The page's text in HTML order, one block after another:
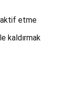
aktif etme
kaldırmak